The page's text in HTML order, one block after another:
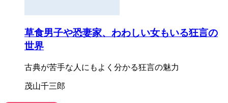
草食男子や恐妻家、わわしい女もいる狂言の
世界
古典が苦手な人にもよく分かる狂言の魅力
茂山千三郎